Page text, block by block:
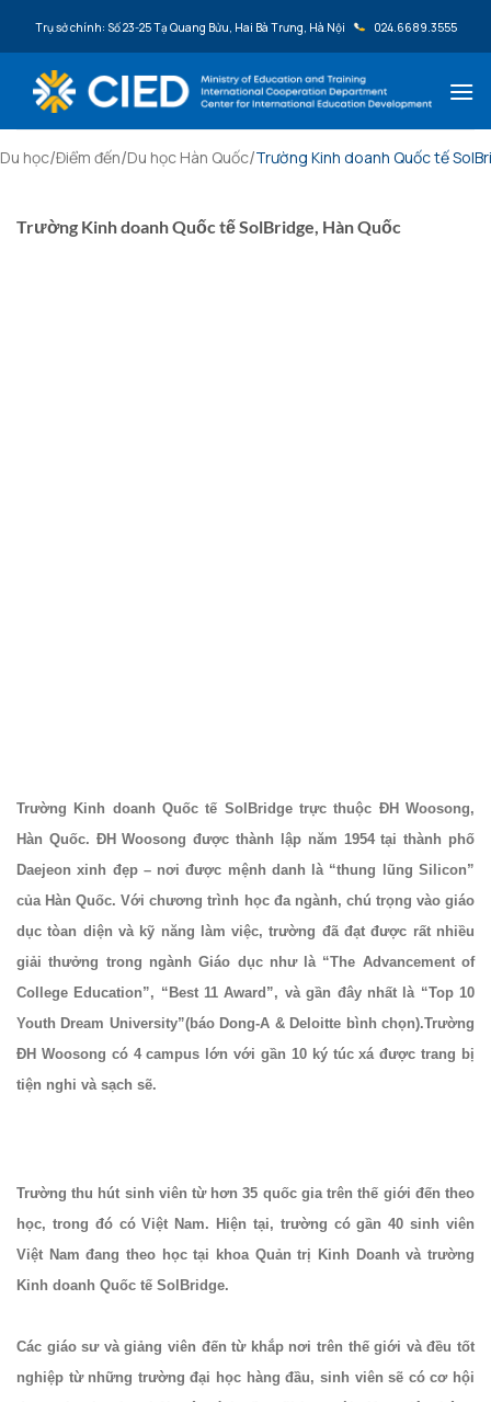
Trụ sở chính: Số 23-25 Tạ Quang Bửu, Hai Bà Trưng, Hà Nội 024.6689.3555
Du học/Điểm đến/Du học Hàn Quốc/Trường Kinh doanh Quốc tế
Trường Kinh doanh Quốc tế SolBridge, Hàn Quốc
Trường Kinh doanh Quốc tế SolBridge trực thuộc ĐH Woosong,
Hàn Quốc. ĐH Woosong được thành lập năm 1954 tại thành phố
Daejeon xinh đẹp – nơi được mệnh danh là “thung lũng Silicon”
của Hàn Quốc. Với chương trình học đa ngành, chú trọng vào giáo
dục tòan diện và kỹ năng làm việc, trường đã đạt được rất nhiều
giải thưởng trong ngành Giáo dục như là “The Advancement of
College Education”, “Best 11 Award”, và gần đây nhất là “Top 10
Youth Dream University”(báo Dong-A & Deloitte bình chọn).Trường
ĐH Woosong có 4 campus lớn với gần 10 ký túc xá được trang bị
tiện nghi và sạch sẽ.
Trường thu hút sinh viên từ hơn 35 quốc gia trên thế giới đến theo
học, trong đó có Việt Nam. Hiện tại, trường có gần 40 sinh viên
Việt Nam đang theo học tại khoa Quản trị Kinh Doanh và trường
Kinh doanh Quốc tế SolBridge.
Các giáo sư và giảng viên đến từ khắp nơi trên thế giới và đều tốt
nghiệp từ những trường đại học hàng đầu, sinh viên sẽ có cơ hội